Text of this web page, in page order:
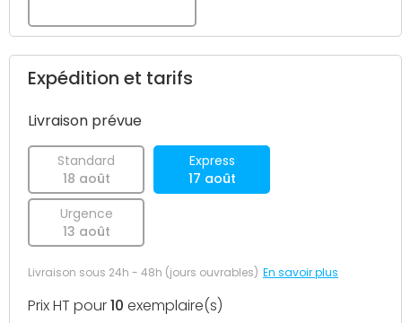
Expédition et tarifs
Livraison prévue
Standard
18 août
Express
17 août
Urgence
13 août
Livraison sous 24h - 48h (jours ouvrables) En savoir plus
Prix HT pour10 exemplaire(s)